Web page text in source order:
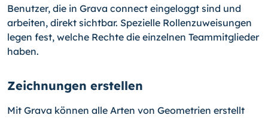
Benutzer, die in Grava connect eingeloggt sind und
arbeiten, direkt sichtbar. Spezielle Rollenzuweisungen
legen fest, welche Rechte die einzelnen Teammitglieder
haben.
Zeichnungen erstellen
Mit Grava können alle Arten von Geometrien erstellt